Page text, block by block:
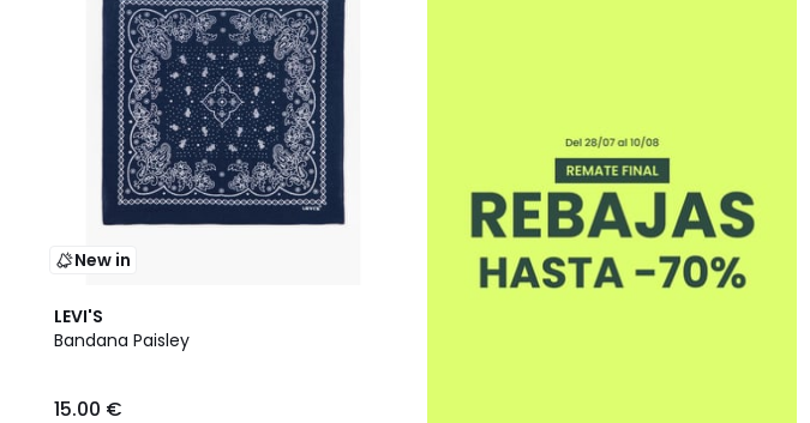
New in
LEVI'S
Bandana Paisley
15.00 €
4,9
/ 5